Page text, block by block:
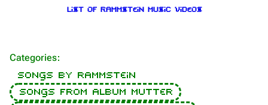
List of Rammstein music videos
Categories:
Songs by Rammstein
Songs from album Mutter